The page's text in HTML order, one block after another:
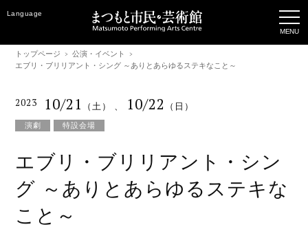
Language
トップページ
公演・イベント
エブリ・ブリリアント・シング ～ありとあらゆるステキなこと～
2023 10/21 （土） 、 10/22 （日）
演劇 特設会場
エブリ・ブリリアント・シン
グ ～ありとあらゆるステキな
こと～